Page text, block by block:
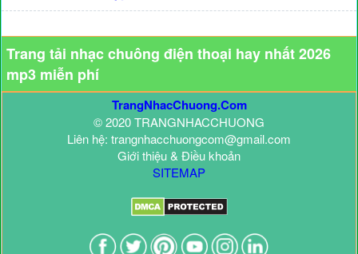
Trang tải nhạc chuông điện thoại hay nhất 2026
mp3 miễn phí
TrangNhacChuong.Com
© 2020 TRANGNHACCHUONG
Liên hệ: trangnhacchuongcom@gmail.com
Giới thiệu & Điều khoản
SITEMAP